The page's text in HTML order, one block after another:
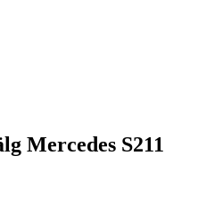
Mercedes S211